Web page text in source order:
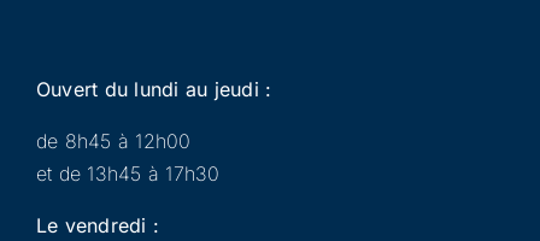
Ouvert du lundi au jeudi :
de 8h45 à 12h00
et de 13h45 à 17h30
Le vendredi :